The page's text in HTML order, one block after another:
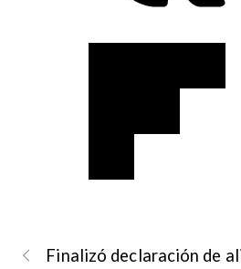
Finalizó declaración de